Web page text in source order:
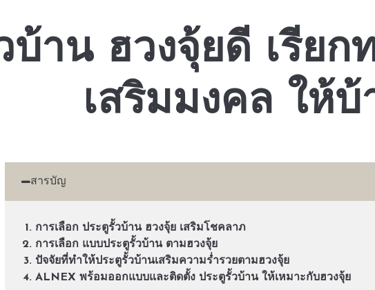
บ้าน ฮวงจุ้ยดี เรียก
เสริมมงคล ให้
สารบัญ
การเลือก ประตูรั้วบ้าน ฮวงจุ้ย เสริมโชคลาภ
การเลือก แบบประตูรั้วบ้าน ตามฮวงจุ้ย
ปัจจัยที่ทำให้ประตูรั้วบ้านเสริมความร่ำรวยตามฮวงจุ้ย
ALNEX พร้อมออกแบบและติดตั้ง ประตูรั้วบ้าน ให้เหมาะกับฮวงจุ้ย